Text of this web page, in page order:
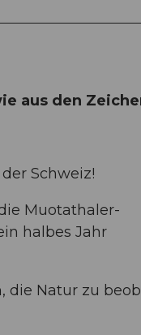
aus den
Schweiz!
Muotathaler-
halbes Jahr
die Natur zu